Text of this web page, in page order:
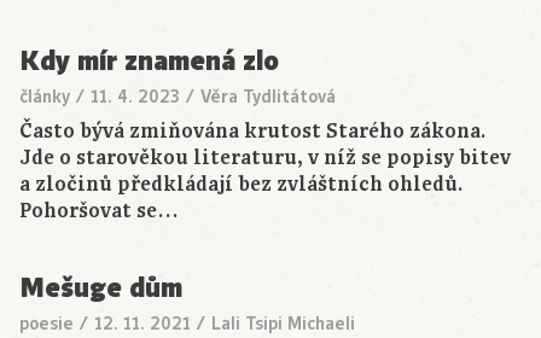
Kdy mír znamená zlo
články / 11. 4. 2023 / Věra Tydlitátová
Často bývá zmiňována krutost Starého zákona.
Jde o starověkou literaturu, v níž se popisy bitev
a zločinů předkládají bez zvláštních ohledů.
Pohoršovat se…
Mešuge dům
poesie / 12. 11. 2021 / Lali Tsipi Michaeli